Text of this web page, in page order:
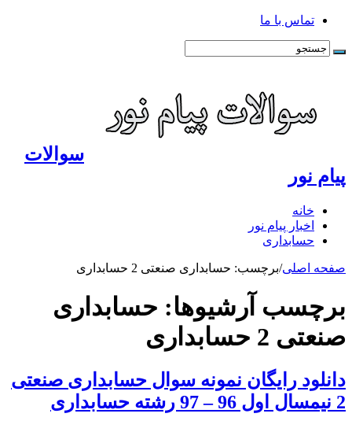
تماس با ما
سوالات
پیام نور
خانه
اخبار پیام نور
حسابداری
صفحه اصلی/برچسب: حسابداری صنعتی 2 حسابداری
برچسب آرشیوها: حسابداری
صنعتی 2 حسابداری
دانلود رایگان نمونه سوال حسابداری صنعتی
2 نیمسال اول 96 – 97 رشته حسابداری